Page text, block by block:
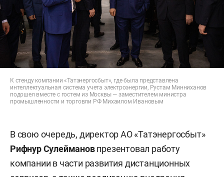
К стенду компании «Татэнергосбыт», где была представлена
интеллектуальная система учета электроэнергии, Рустам Минниханов
подошел вместе с гостем из Москвы — заместителем министра
промышленности и торговли РФ Михаилом Ивановым
В свою очередь, директор АО «Татэнергосбыт»
Рифнур Сулеймановпрезентовал работу
компании в части развития дистанционных